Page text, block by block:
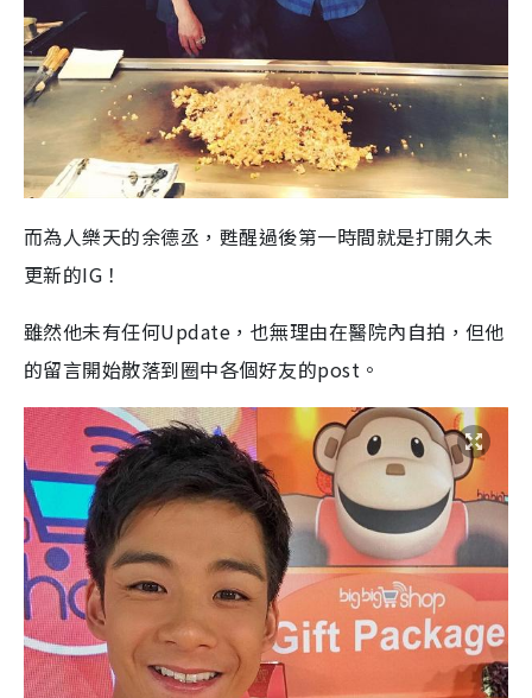
而為人樂天的余德丞，甦醒過後第一時間就是打開久未
更新的IG！
雖然他未有任何Update，也無理由在醫院內自拍，但他
的留言開始散落到圈中各個好友的post。